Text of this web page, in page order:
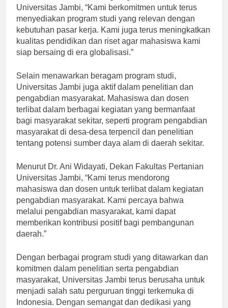
Universitas Jambi, “Kami berkomitmen untuk terus
menyediakan program studi yang relevan dengan
kebutuhan pasar kerja. Kami juga terus meningkatkan
kualitas pendidikan dan riset agar mahasiswa kami
siap bersaing di era globalisasi.”
Selain menawarkan beragam program studi,
Universitas Jambi juga aktif dalam penelitian dan
pengabdian masyarakat. Mahasiswa dan dosen
terlibat dalam berbagai kegiatan yang bermanfaat
bagi masyarakat sekitar, seperti program pengabdian
masyarakat di desa-desa terpencil dan penelitian
tentang potensi sumber daya alam di daerah sekitar.
Menurut Dr. Ani Widayati, Dekan Fakultas Pertanian
Universitas Jambi, “Kami terus mendorong
mahasiswa dan dosen untuk terlibat dalam kegiatan
pengabdian masyarakat. Kami percaya bahwa
melalui pengabdian masyarakat, kami dapat
memberikan kontribusi positif bagi pembangunan
daerah.”
Dengan berbagai program studi yang ditawarkan dan
komitmen dalam penelitian serta pengabdian
masyarakat, Universitas Jambi terus berusaha untuk
menjadi salah satu perguruan tinggi terkemuka di
Indonesia. Dengan semangat dan dedikasi yang